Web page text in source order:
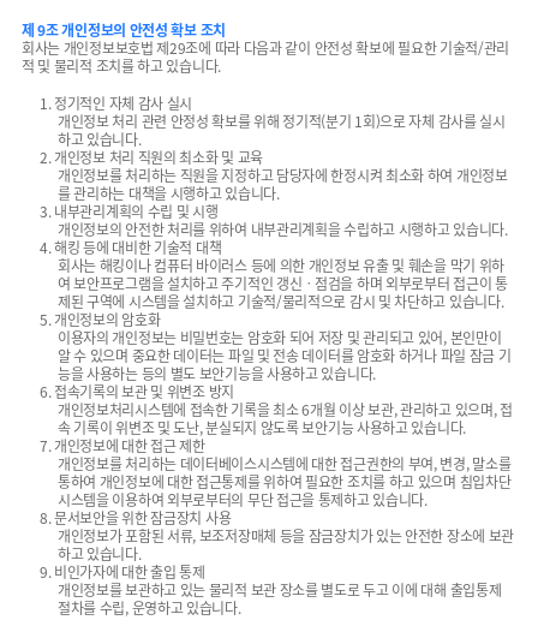
제 9조 개인정보의 안전성 확보 조치
회사는 개인정보보호법 제29조에 따라 다음과 같이 안전성 확보에 필요한 기술적/관리
적 및 물리적 조치를 하고 있습니다.
1. 정기적인 자체 감사 실시
개인정보 처리 관련 안정성 확보를 위해 정기적(분기 1회)으로 자체 감사를 실시
하고 있습니다.
2. 개인정보 처리 직원의 최소화 및 교육
개인정보를 처리하는 직원을 지정하고 담당자에 한정시켜 최소화 하여 개인정보
를 관리하는 대책을 시행하고 있습니다.
3. 내부관리계획의 수립 및 시행
개인정보의 안전한 처리를 위하여 내부관리계획을 수립하고 시행하고 있습니다.
4. 해킹 등에 대비한 기술적 대책
회사는 해킹이나 컴퓨터 바이러스 등에 의한 개인정보 유출 및 훼손을 막기 위하
여 보안프로그램을 설치하고 주기적인 갱신ㆍ점검을 하며 외부로부터 접근이 통
제된 구역에 시스템을 설치하고 기술적/물리적으로 감시 및 차단하고 있습니다.
5. 개인정보의 암호화
이용자의 개인정보는 비밀번호는 암호화 되어 저장 및 관리되고 있어, 본인만이
알 수 있으며 중요한 데이터는 파일 및 전송 데이터를 암호화 하거나 파일 잠금 기
능을 사용하는 등의 별도 보안기능을 사용하고 있습니다.
6. 접속기록의 보관 및 위변조 방지
개인정보처리시스템에 접속한 기록을 최소 6개월 이상 보관, 관리하고 있으며, 접
속 기록이 위변조 및 도난, 분실되지 않도록 보안기능 사용하고 있습니다.
7. 개인정보에 대한 접근 제한
개인정보를 처리하는 데이터베이스시스템에 대한 접근권한의 부여, 변경, 말소를
통하여 개인정보에 대한 접근통제를 위하여 필요한 조치를 하고 있으며 침입차단
시스템을 이용하여 외부로부터의 무단 접근을 통제하고 있습니다.
8. 문서보안을 위한 잠금장치 사용
개인정보가 포함된 서류, 보조저장매체 등을 잠금장치가 있는 안전한 장소에 보관
하고 있습니다.
9. 비인가자에 대한 출입 통제
개인정보를 보관하고 있는 물리적 보관 장소를 별도로 두고 이에 대해 출입통제
절차를 수립, 운영하고 있습니다.